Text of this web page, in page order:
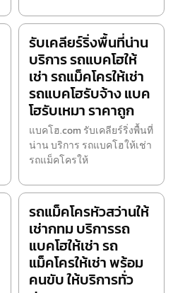
รับเคลียร์ริ่งพื้นที่น่าน
บริการ รถแบคโฮให้
เช่า รถแม็คโครให้เช่า
รถแบคโฮรับจ้าง แบค
โฮรับเหมา ราคาถูก
แบคโฮ.com รับเคลียร์ริ่งพื้นที่
น่าน บริการ รถแบคโฮให้เช่า
รถแม็คโครให้
รถแม็คโครหัวสว่านให้
เช่ากทม บริการรถ
แบคโฮให้เช่า รถ
แม็คโครให้เช่า พร้อม
คนขับ ให้บริการทั่ว